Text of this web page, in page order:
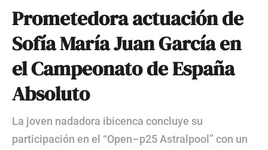
Prometedora actuación de
Sofía María Juan García en
el Campeonato de España
Absoluto
La joven nadadora ibicenca concluye su
participación en el “Open–p25 Astralpool” con un